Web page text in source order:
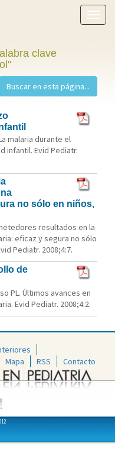
menú
clave
malaria durante el
infantil. Evid Pediatr.
no sólo en niños,
resultados en la
eficaz y segura no sólo
Pediatr. 2008;4:7.
de
PL. Últimos avances en
Evid Pediatr. 2008;4:2.
Mapa RSS Contacto